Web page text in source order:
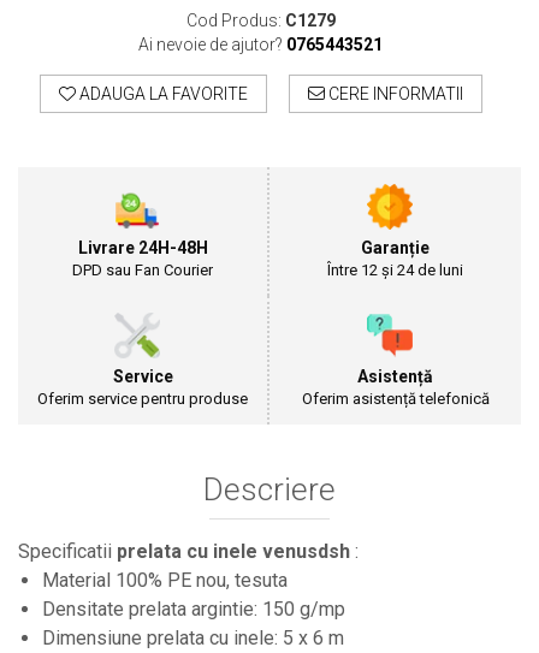
Mașini hidraulice de despicat lemne
Pluguri
Plug de scos cartofi
Tocatoare agricole
Cultivatoare
Articole Electrice
Sigurante electrice
Surse de iluminat
Plase Gard
Plasa sarma galvanizata zincata
Plasa sarma rabit
Cod Produs: C1279
Ai nevoie de ajutor? 0765443521
ADAUGA LA FAVORITE CERE INFORMATII
Livrare 24H-48H
DPD sau Fan Courier
Garanție
Între 12 și 24 de luni
Service
Oferim service pentru produse
Asistență
Oferim asistență telefonică
Descriere
Specificatii prelata cu inele venusdsh :
Material 100% PE nou, tesuta
Densitate prelata argintie: 150 g/mp
Dimensiune prelata cu inele: 5 x 6 m